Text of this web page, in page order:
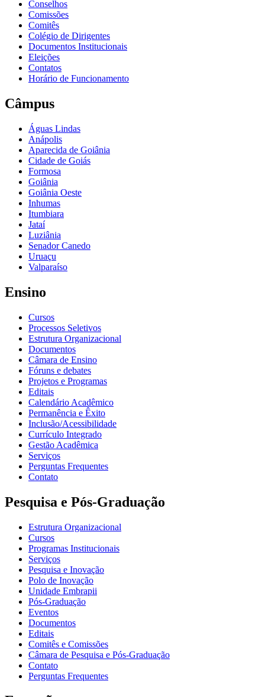
Conselhos
Comissões
Comitês
Colégio de Dirigentes
Documentos Institucionais
Eleições
Contatos
Horário de Funcionamento
Câmpus
Águas Lindas
Anápolis
Aparecida de Goiânia
Cidade de Goiás
Formosa
Goiânia
Goiânia Oeste
Inhumas
Itumbiara
Jataí
Luziânia
Senador Canedo
Uruaçu
Valparaíso
Ensino
Cursos
Processos Seletivos
Estrutura Organizacional
Documentos
Câmara de Ensino
Fóruns e debates
Projetos e Programas
Editais
Calendário Acadêmico
Permanência e Êxito
Inclusão/Acessibilidade
Currículo Integrado
Gestão Acadêmica
Serviços
Perguntas Frequentes
Contato
Pesquisa e Pós-Graduação
Estrutura Organizacional
Cursos
Programas Institucionais
Serviços
Pesquisa e Inovação
Polo de Inovação
Unidade Embrapii
Pós-Graduação
Eventos
Documentos
Editais
Comitês e Comissões
Câmara de Pesquisa e Pós-Graduação
Contato
Perguntas Frequentes